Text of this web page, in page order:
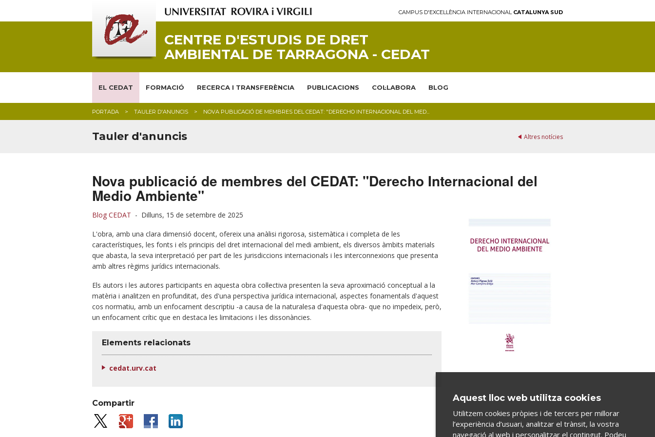
CAMPUS D'EXCEL·LÈNCIA INTERNACIONAL CATALUNYA SUD
CENTRE D'ESTUDIS DE DRET
AMBIENTAL DE TARRAGONA - CEDAT
EL CEDAT FORMACIÓ RECERCA I TRANSFERÈNCIA PUBLICACIONS COL·LABORA BLOG
PORTADA TAULER D'ANUNCIS NOVA PUBLICACIÓ DE MEMBRES DEL CEDAT: "DERECHO INTERNACIONAL DEL MED...
Altres notícies
Tauler d'anuncis
Nova publicació de membres del CEDAT: "Derecho Internacional del
Medio Ambiente"
Blog CEDAT - Dilluns, 15 de setembre de 2025
L'obra, amb una clara dimensió docent, ofereix una anàlisi rigorosa, sistemàtica i completa de les
característiques, les fonts i els principis del dret internacional del medi ambient, els diversos àmbits materials
que abasta, la seva interpretació per part de les jurisdiccions internacionals i les interconnexions que presenta
amb altres règims jurídics internacionals.
Els autors i les autores participants en aquesta obra col·lectiva presenten la seva aproximació conceptual a la
matèria i analitzen en profunditat, des d'una perspectiva jurídica internacional, aspectes fonamentals d'aquest
cos normatiu, amb un enfocament descriptiu -a causa de la naturalesa d'aquesta obra- que no impedeix, però,
un enfocament crític que en destaca les limitacions i les dissonàncies.
Elements relacionats
cedat.urv.cat
Compartir Aquest lloc web utilitza cookies
Utilitzem cookies pròpies i de tercers per millorar
l’experiència d’usuari, analitzar el trànsit, la vostra
navegació al web i personalitzar el contingut. Podeu